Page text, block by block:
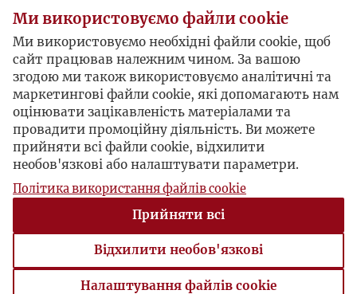
przedstawia swój punkt widzenia na
pojawiające się w listach często sformułowanie
„przeciwnicy socjalizmu”. Jego zdaniem
przebywają oni głównie za granicą, skupiając się
wokół Wolnej Europy i paryskiej „Kultury”, ale
spotkać także ich można w Londynie,
Sztokholmie i Stanach Zjednoczonych AP, w
Polsce zaś „szukają zwolenników dla swoich
koncepcji i z pewnością ich znajdują”.
Postacie powiązane
Inne:Mieczysław Rakowski
Ми використовуємо файли cookie
Ми використовуємо необхідні файли cookie, щоб
сайт працював належним чином. За вашою
згодою ми також використовуємо аналітичні та
маркетингові файли cookie, які допомагають нам
оцінювати зацікавленість матеріалами та
провадити промоційну діяльність. Ви можете
прийняти всі файли cookie, відхилити
необов'язкові або налаштувати параметри.
Політика використання файлів cookie
Прийняти всі
Відхилити необов'язкові
Налаштування файлів cookie